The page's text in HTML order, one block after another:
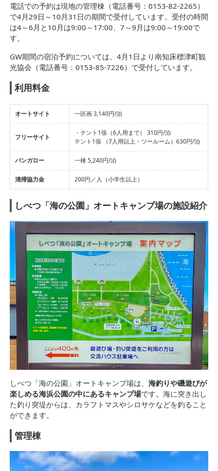
電話での予約は現地の管理棟（電話番号：0153-82-2265）
で4月29日～10月31日の期間で受付しています。受付の時間
は4～6月と10月は9:00～17:00、7～9月は9:00～19:00で
す。
GW期間の宿泊予約については、4月1日より南知床標津町観
光協会（電話番号：0153-85-7226）で受付しています。
利用料金
オートサイト 一区画 3,140円/泊
フリーサイト
・テント1張（6人用まで） 310円/泊
テント1張 （7人用以上・ツールーム）630円/泊
バンガロー 一棟 5,240円/泊
清掃協力金 200円／人（小学生以上）
しべつ「海の公園」オートキャンプ場の施設紹介
しべつ「海の公園」オートキャンプ場は、 海釣りや磯遊びが
楽しめる海浜公園の中にあるキャンプ場です。海に突き出し
た釣り突堤からは、カラフトマスやシロサケなどを釣ること
ができます。
管理棟